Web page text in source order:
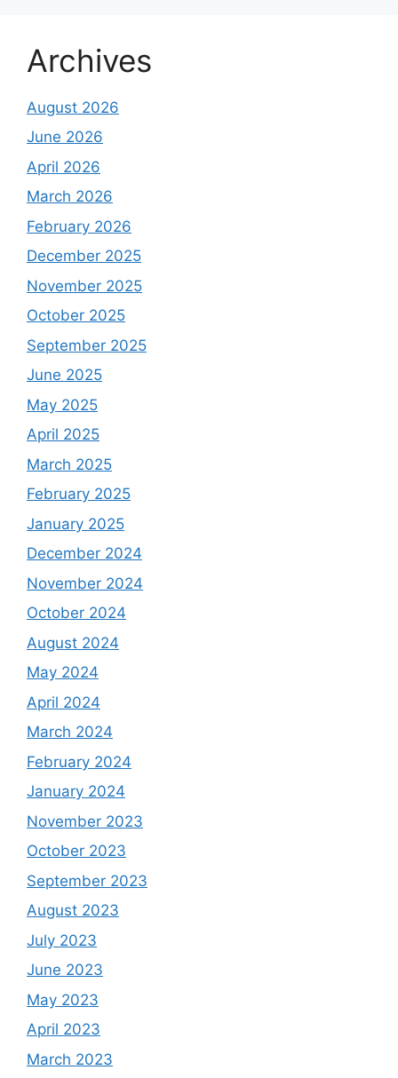
Archives
August 2026
June 2026
April 2026
March 2026
February 2026
December 2025
November 2025
October 2025
September 2025
June 2025
May 2025
April 2025
March 2025
February 2025
January 2025
December 2024
November 2024
October 2024
August 2024
May 2024
April 2024
March 2024
February 2024
January 2024
November 2023
October 2023
September 2023
August 2023
July 2023
June 2023
May 2023
April 2023
March 2023